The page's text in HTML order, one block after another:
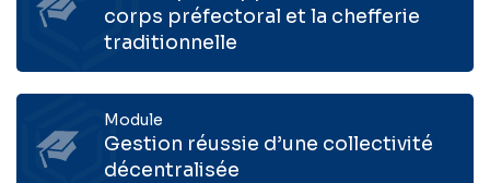
corps préfectoral et la chefferie
traditionnelle
Module
Gestion réussie d’une collectivité
décentralisée